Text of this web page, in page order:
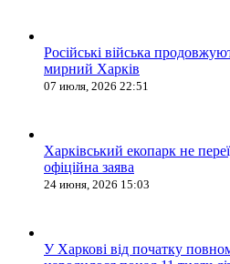
Російські війська
мирний Харків
07 июля, 2026 22:51
Харківський екопарк не
офіційна заява
24 июня, 2026 15:03
У Харкові від початку